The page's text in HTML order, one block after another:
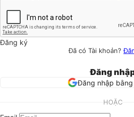
Đăng ký
Đã có Tài khoản?
Đăng
Đăng nhập bằng
HOẶC